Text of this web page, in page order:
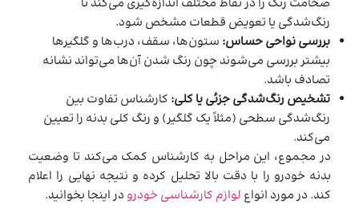
رنگ‌شدگی یا تعویض قطعات مشخص شود.
بررسی نواحی حساس: ستون‌ها، سقف، درب‌ها و گلگیرها
بیشتر بررسی می‌شوند چون رنگ شدن آن‌ها می‌تواند نشانه
تصادف باشد.
تشخیص رنگ‌شدگی جزئی یا کلی: کارشناس تفاوت بین
رنگ‌شدگی سطحی (مثلاً یک گلگیر) و رنگ کلی بدنه را تعیین
می‌کند.
در مجموع، این مراحل به کارشناس کمک می‌کند تا وضعیت
بدنه خودرو را با دقت بالا تحلیل کرده و نتیجه نهایی را اعلام
کند. در مورد انواع لوازم کارشناسی خودرودر اینجا بخوانید.